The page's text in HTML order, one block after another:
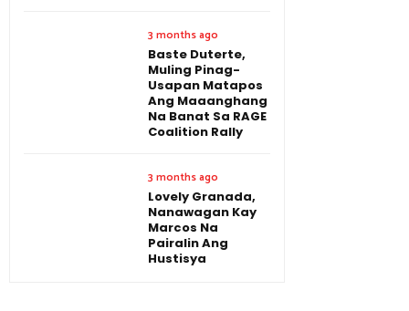
3 months ago
Baste Duterte,
Muling Pinag-
Usapan Matapos
Ang Maaanghang
Na Banat Sa RAGE
Coalition Rally
3 months ago
Lovely Granada,
Nanawagan Kay
Marcos Na
Pairalin Ang
Hustisya